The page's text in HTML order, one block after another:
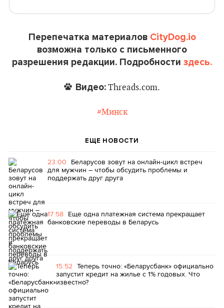
Перепечатка материалов CityDog.io
возможна только с письменного
разрешения редакции. Подробности здесь.
Видео: Threads.com.
#Минск
ЕЩЕ НОВОСТИ
23:00 Беларусов зовут на онлайн-цикл встреч
для мужчин – чтобы обсудить проблемы и
поддержать друг друга
17:58 Еще одна платежная система прекращает
банковские переводы в Беларусь
15:52 Теперь точно: «Беларусбанк» официально
запустит кредит на жилье с 1% годовых. Что
известно?